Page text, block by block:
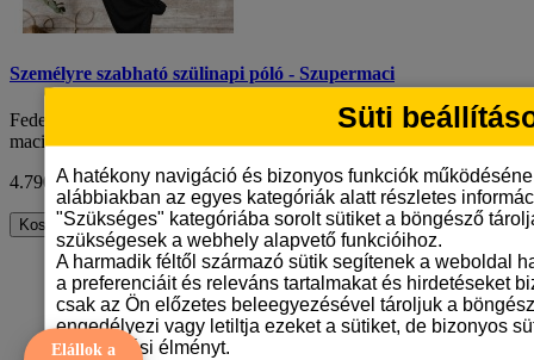
Személyre szabható szülinapi póló - Szupermaci
Fedezd fel a születésnapi pólók új generációját a személyre szabható
macis szülinapi pólónkkal! Egye..
4.790 FtÁFA nélkül: 3.772 Ft
Kosárba
Elállok a
Süti
A hatékony navigáció és bizonyos funkciók
alábbiakban az egyes kategóriák alatt részletes
"Szükséges" kategóriába sorolt sütiket a böngésző
szükségesek a webhely alapvető funkcióihoz.
A harmadik féltől származó sütik segítenek a weboldal
a preferenciáit és releváns tartalmakat és hirdetéseket
csak az Ön előzetes beleegyezésével tároljuk a
engedélyezi vagy letiltja ezeket a sütiket, de bizonyos
böngészési élményt.